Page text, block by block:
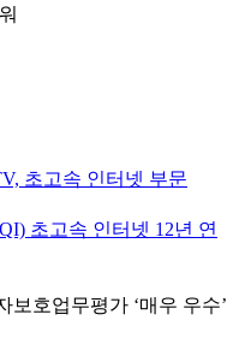
초고속 인터넷 부문
초고속 인터넷 12년 연
보호업무평가 ‘매우 우수’